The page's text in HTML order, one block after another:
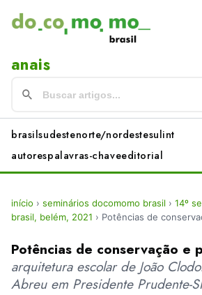
anais
brasilsudestenorte/nordestesulint
autorespalavras-chaveeditorial
início › seminários docomomo brasil › 14º
brasil, belém, 2021 › Potências de
Potências de conservação e
arquitetura escolar de João
Abreu em Presidente Prudente-